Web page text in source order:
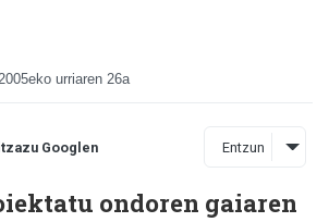
2005eko urriaren 26a
Googlen Entzun
ondoren gaiaren